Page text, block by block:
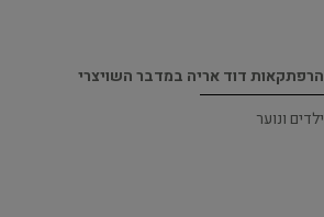
הרפתקאות דוד אריה במדבר השויצרי
ילדים ונוער